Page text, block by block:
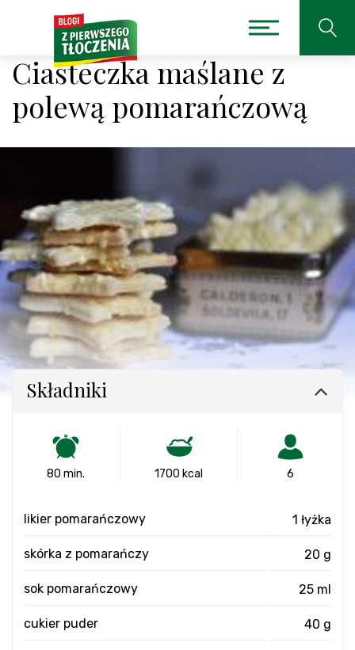
Ciasteczka maślane z
polewą pomarańczową
Składniki
80 min. 1700 kcal 6
likier pomarańczowy 1 łyżka
skórka z pomarańczy 20 g
sok pomarańczowy 25 ml
cukier puder 40 g